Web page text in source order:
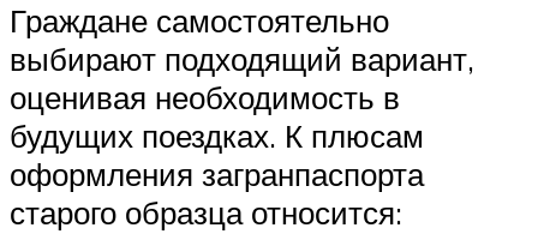
Граждане самостоятельно
выбирают подходящий вариант,
оценивая необходимость в
будущих поездках. К плюсам
оформления загранпаспорта
старого образца относится: